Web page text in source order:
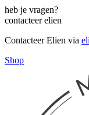
heb je vragen?
contacteer elien
Contacteer Elien via
Shop